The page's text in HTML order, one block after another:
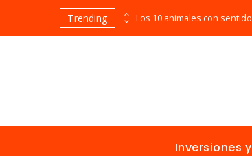
Trending La naranja mecánica y la representación de la violencia en el cine distópico
Inversiones